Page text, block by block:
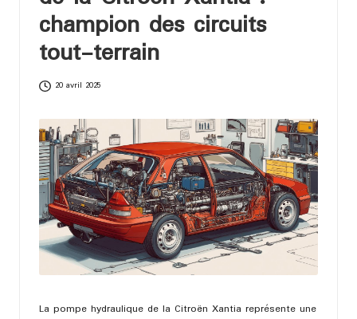
bi
le
champion des circuits
tout-terrain
20 avril 2025
La pompe hydraulique de la Citroën Xantia représente une